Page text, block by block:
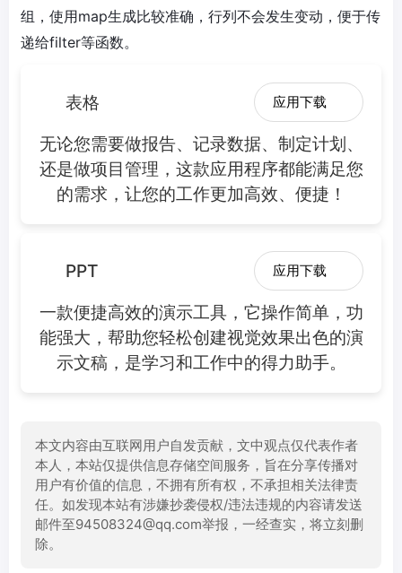
组，使用map生成比较准确，行列不会发生变动，便于传
递给filter等函数。
表格 应用下载
无论您需要做报告、记录数据、制定计划、
还是做项目管理，这款应用程序都能满足您
的需求，让您的工作更加高效、便捷！
PPT 应用下载
一款便捷高效的演示工具，它操作简单，功
能强大，帮助您轻松创建视觉效果出色的演
示文稿，是学习和工作中的得力助手。
本文内容由互联网用户自发贡献，文中观点仅代表作者
本人，本站仅提供信息存储空间服务，旨在分享传播对
用户有价值的信息，不拥有所有权，不承担相关法律责
任。如发现本站有涉嫌抄袭侵权/违法违规的内容请发送
邮件至94508324@qq.com举报，一经查实，将立刻删
除。